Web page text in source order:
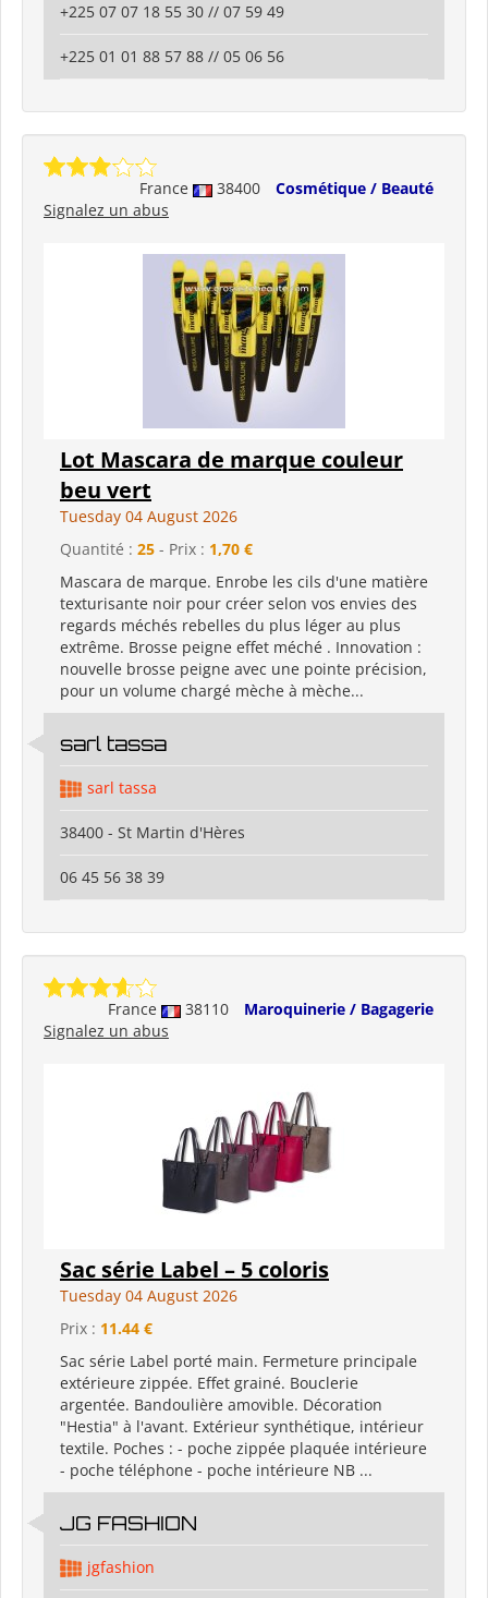
+225 07 07 18 55 30 // 07 59 49
+225 01 01 88 57 88 // 05 06 56
France 38400
Cosmétique / Beauté
Signalez un abus
Lot Mascara de marque couleur
beu vert
Tuesday 04 August 2026
Quantité : 25 - Prix : 1,70 €
Mascara de marque. Enrobe les cils d'une matière
texturisante noir pour créer selon vos envies des
regards méchés rebelles du plus léger au plus
extrême. Brosse peigne effet méché . Innovation :
nouvelle brosse peigne avec une pointe précision,
pour un volume chargé mèche à mèche...
sarl tassa
sarl tassa
38400 - St Martin d'Hères
06 45 56 38 39
France 38110
Maroquinerie / Bagagerie
Signalez un abus
Sac série Label – 5 coloris
Tuesday 04 August 2026
Prix : 11.44 €
Sac série Label porté main. Fermeture principale
extérieure zippée. Effet grainé. Bouclerie
argentée. Bandoulière amovible. Décoration
"Hestia" à l'avant. Extérieur synthétique, intérieur
textile. Poches : - poche zippée plaquée intérieure
- poche téléphone - poche intérieure NB ...
JG FASHION
jgfashion